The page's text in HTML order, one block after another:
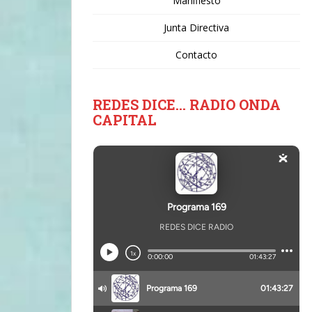
Junta Directiva
Contacto
REDES DICE… RADIO ONDA
CAPITAL